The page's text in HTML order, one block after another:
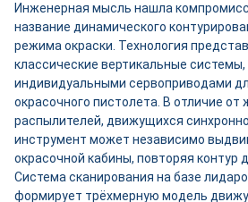
Инженерная мысль нашла
название динамического
режима окраски. Технология
классические вертикальные
индивидуальными сервоприводами
окрасочного пистолета. В отличие от
распылителей, движущихся
инструмент может независимо
окрасочной кабины, повторяя контур
Система сканирования на базе
формирует трёхмерную модель